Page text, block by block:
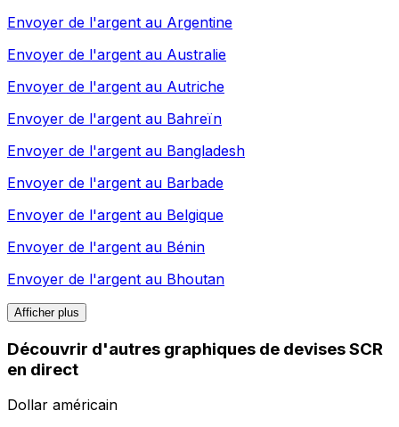
Envoyer de l'argent au Argentine
Envoyer de l'argent au Australie
Envoyer de l'argent au Autriche
Envoyer de l'argent au Bahreïn
Envoyer de l'argent au Bangladesh
Envoyer de l'argent au Barbade
Envoyer de l'argent au Belgique
Envoyer de l'argent au Bénin
Envoyer de l'argent au Bhoutan
Afficher plus
Découvrir d'autres graphiques de devises SCR
en direct
Dollar américain